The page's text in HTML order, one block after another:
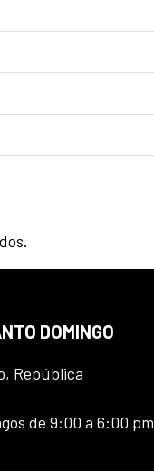
DOMINGO
República
de 9:00 a 6:00 pm